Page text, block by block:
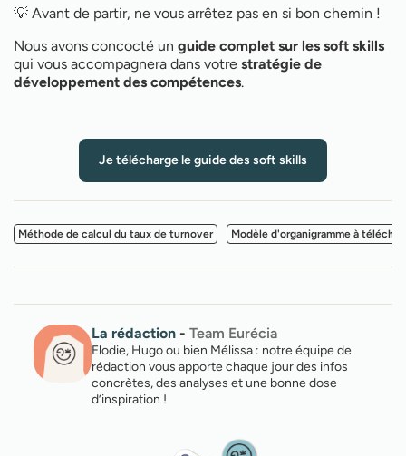
💡 Avant de partir, ne vous arrêtez pas en si bon chemin !
Nous avons concocté un guide complet sur les soft skills
qui vous accompagnera dans votre stratégie de
développement des compétences.
Je télécharge le guide des soft skills
Méthode de calcul du taux de turnover Modèle d'organigramme à
La rédaction - Team Eurécia
Elodie, Hugo ou bien Mélissa : notre équipe de
rédaction vous apporte chaque jour des infos
concrètes, des analyses et une bonne dose
d’inspiration !